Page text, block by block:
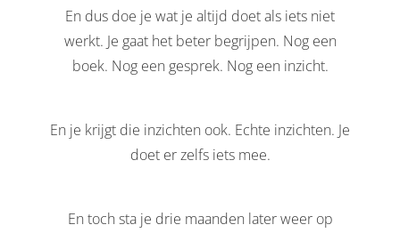
En dus doe je wat je altijd doet als iets niet
werkt. Je gaat het beter begrijpen. Nog een
boek. Nog een gesprek. Nog een inzicht.
En je krijgt die inzichten ook. Echte inzichten. Je
doet er zelfs iets mee.
En toch sta je drie maanden later weer op